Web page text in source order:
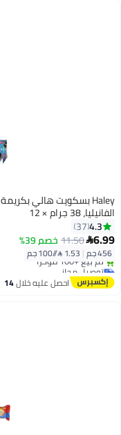
Haley بسكويت هالي بكريمة
الفانيليا، 38 جرام × 12
4.3
37
6.99
11.50خصم 39%
456 جم |
توصيل مجاني
بتخلّص بسرعة
تم بيع +100 مؤخرًا احصل عليه خلال14